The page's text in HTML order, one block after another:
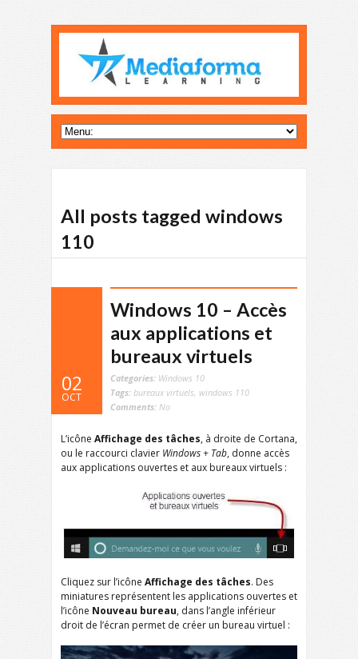
All posts tagged windows
110
02
OCT
Windows 10 – Accès
aux applications et
bureaux virtuels
Categories: Windows 10
Tags: bureaux virtuels, windows 110
Comments: No
L’icône Affichage des tâches, à droite de Cortana,
ou le raccourci clavier Windows + Tab, donne accès
aux applications ouvertes et aux bureaux virtuels :
Cliquez sur l’icône Affichage des tâches. Des
miniatures représentent les applications ouvertes et
l’icône Nouveau bureau, dans l’angle inférieur
droit de l’écran permet de créer un bureau virtuel :